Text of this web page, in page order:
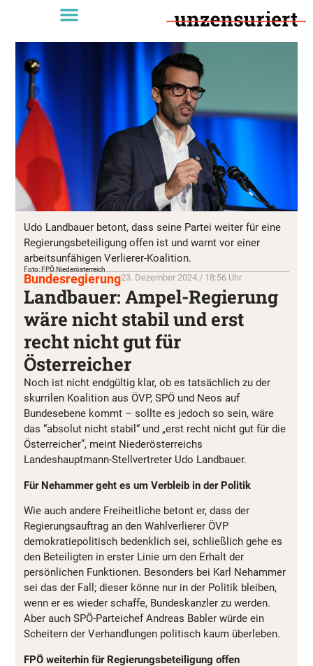
Udo Landbauer betont, dass seine Partei weiter für eine
Regierungsbeteiligung offen ist und warnt vor einer
arbeitsunfähigen Verlierer-Koalition.
Foto: FPÖ Niederösterreich
Bundesregierung23. Dezember 2024 / 18:56 Uhr
Landbauer: Ampel-Regierung
wäre nicht stabil und erst
recht nicht gut für
Österreicher
Noch ist nicht endgültig klar, ob es tatsächlich zu der
skurrilen Koalition aus ÖVP, SPÖ und Neos auf
Bundesebene kommt – sollte es jedoch so sein, wäre
das “absolut nicht stabil“ und „erst recht nicht gut für die
Österreicher”, meint Niederösterreichs
Landeshauptmann-Stellvertreter Udo Landbauer.
Für Nehammer geht es um Verbleib in der Politik
Wie auch andere Freiheitliche betont er, dass der
Regierungsauftrag an den Wahlverlierer ÖVP
demokratiepolitisch bedenklich sei, schließlich gehe es
den Beteiligten in erster Linie um den Erhalt der
persönlichen Funktionen. Besonders bei Karl Nehammer
sei das der Fall; dieser könne nur in der Politik bleiben,
wenn er es wieder schaffe, Bundeskanzler zu werden.
Aber auch SPÖ-Parteichef Andreas Babler würde ein
Scheitern der Verhandlungen politisch kaum überleben.
FPÖ weiterhin für Regierungsbeteiligung offen